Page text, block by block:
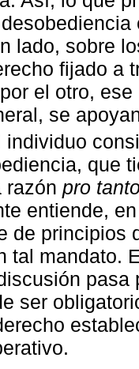
lado, sobre
fijado a
el otro,
se
individuo
que
razón pro
entiende,
de principios
tal mandato.
pasa
ser